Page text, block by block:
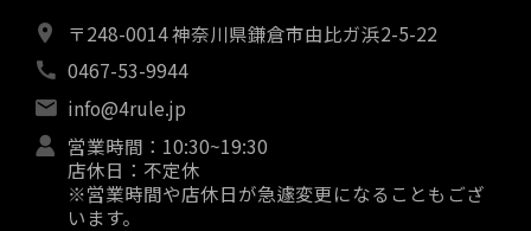
〒248-0014 神奈川県鎌倉市由比ガ浜2-5-22
0467-53-9944
info@4rule.jp
営業時間：10:30~19:30
店休日：不定休
※営業時間や店休日が急遽変更になることもござ
います。